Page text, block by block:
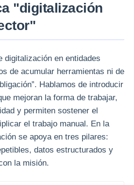
"digitalización
digitalización en entidades
de acumular herramientas ni de
Hablamos de introducir
mejoran la forma de trabajar,
y permiten sostener el
el trabajo manual. En la
se apoya en tres pilares:
datos estructurados y
la misión.